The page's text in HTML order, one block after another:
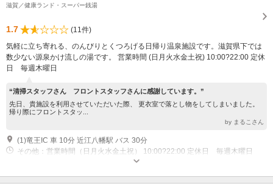
滋賀／健康ランド・スーパー銭湯
1.7
(11件)
気軽に立ち寄れる、のんびりとくつろげる日帰り温泉施設です。滋賀県下では
数少ない源泉かけ流しの湯です。 営業時間 (日月火水金土祝) 10:00?22:00 定休
日 毎週木曜日
“清掃スタッフさん フロントスタッフさんに感謝しています。”
先日、貴施設を利用させていただいた際、 更衣室で落とし物をしてしまいました。
帰り際にフロントスタッ...
by まるこさん
(1)竜王IC 車 10分 近江八幡駅 バス 30分
その他：営業時間（日月火水金土祝） 10:00?22:00 定休日 毎週木曜日